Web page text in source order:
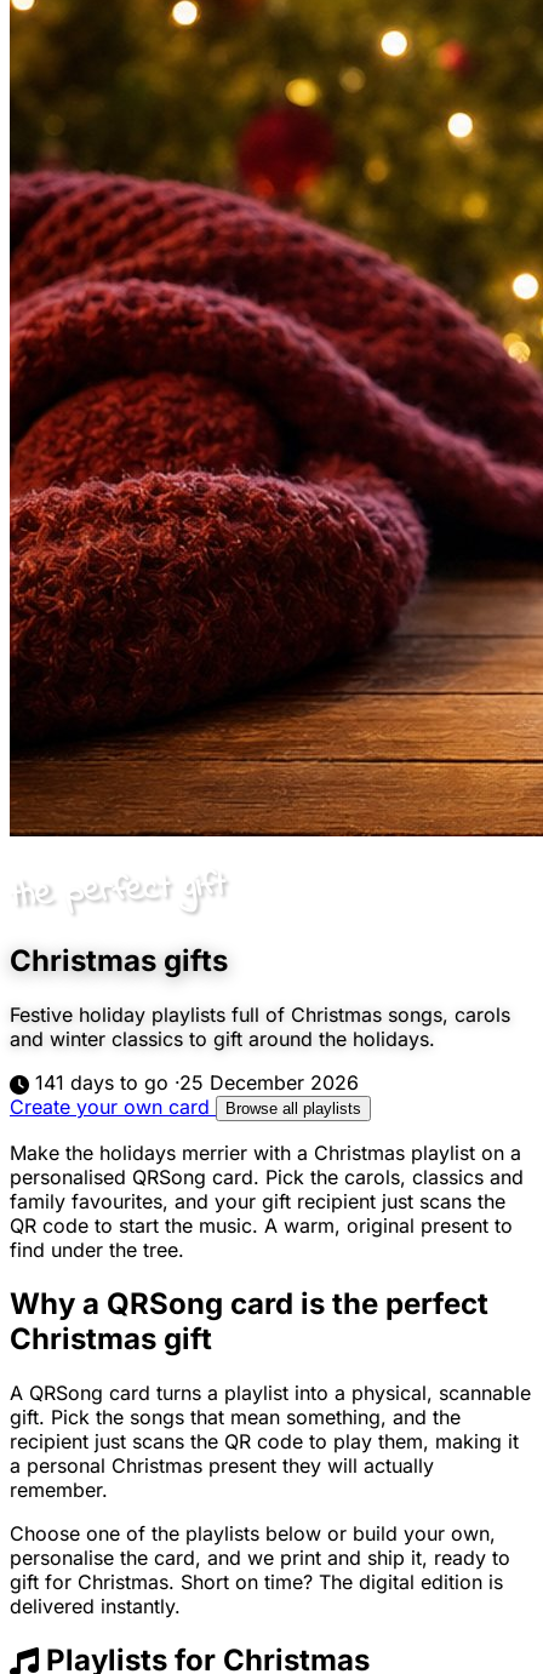
the perfect gift
Christmas gifts
Festive holiday playlists full of Christmas songs, carols
and winter classics to gift around the holidays.
141 days to go ·25 December 2026
Create your own card
Browse all playlists
Make the holidays merrier with a Christmas playlist on a
personalised QRSong card. Pick the carols, classics and
family favourites, and your gift recipient just scans the
QR code to start the music. A warm, original present to
find under the tree.
Why a QRSong card is the perfect
Christmas gift
A QRSong card turns a playlist into a physical, scannable
gift. Pick the songs that mean something, and the
recipient just scans the QR code to play them, making it
a personal Christmas present they will actually
remember.
Choose one of the playlists below or build your own,
personalise the card, and we print and ship it, ready to
gift for Christmas. Short on time? The digital edition is
delivered instantly.
Playlists for Christmas